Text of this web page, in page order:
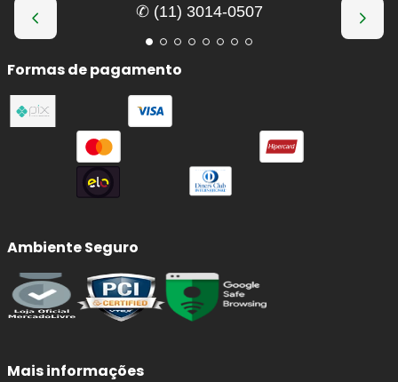
✆ (11) 3014-0507
Formas de pagamento
Ambiente Seguro
Mais informações